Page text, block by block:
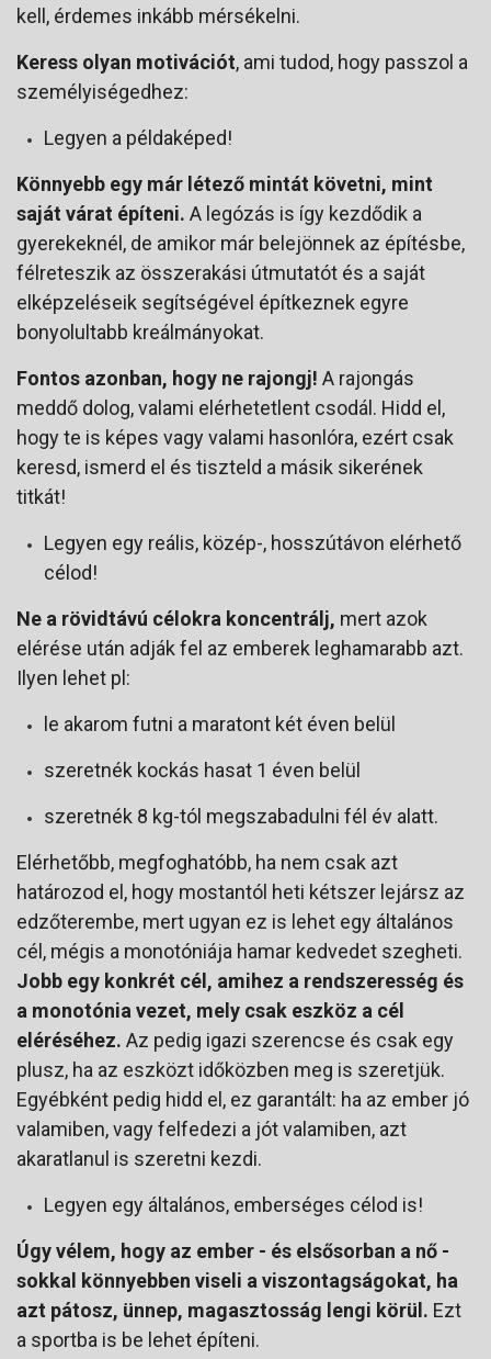
kell, érdemes inkább mérsékelni.
Keress olyan motivációt, ami tudod, hogy passzol a
személyiségedhez:
Legyen a példaképed!
Könnyebb egy már létező mintát követni, mint
saját várat építeni. A legózás is így kezdődik a
gyerekeknél, de amikor már belejönnek az építésbe,
félreteszik az összerakási útmutatót és a saját
elképzeléseik segítségével építkeznek egyre
bonyolultabb kreálmányokat.
Fontos azonban, hogy ne rajongj! A rajongás
meddő dolog, valami elérhetetlent csodál. Hidd el,
hogy te is képes vagy valami hasonlóra, ezért csak
keresd, ismerd el és tiszteld a másik sikerének
titkát!
Legyen egy reális, közép-, hosszútávon elérhető
célod!
Ne a rövidtávú célokra koncentrálj, mert azok
elérése után adják fel az emberek leghamarabb azt.
Ilyen lehet pl:
le akarom futni a maratont két éven belül
szeretnék kockás hasat 1 éven belül
szeretnék 8 kg-tól megszabadulni fél év alatt.
Elérhetőbb, megfoghatóbb, ha nem csak azt
határozod el, hogy mostantól heti kétszer lejársz az
edzőterembe, mert ugyan ez is lehet egy általános
cél, mégis a monotóniája hamar kedvedet szegheti.
Jobb egy konkrét cél, amihez a rendszeresség és
a monotónia vezet, mely csak eszköz a cél
eléréséhez. Az pedig igazi szerencse és csak egy
plusz, ha az eszközt időközben meg is szeretjük.
Egyébként pedig hidd el, ez garantált: ha az ember jó
valamiben, vagy felfedezi a jót valamiben, azt
akaratlanul is szeretni kezdi.
Legyen egy általános, emberséges célod is!
Úgy vélem, hogy az ember - és elsősorban a nő -
sokkal könnyebben viseli a viszontagságokat, ha
azt pátosz, ünnep, magasztosság lengi körül. Ezt
a sportba is be lehet építeni.